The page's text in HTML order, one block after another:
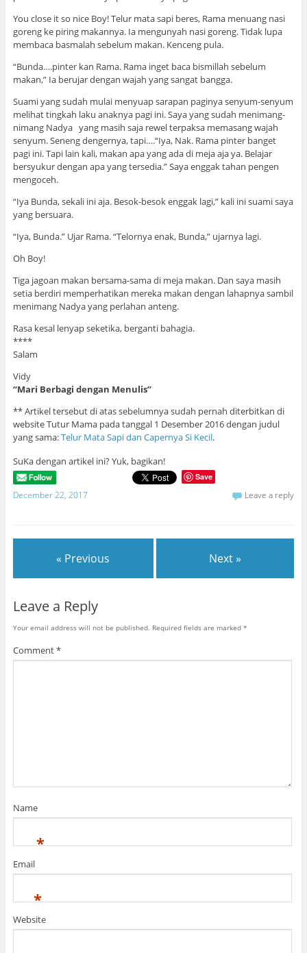
You close it so nice Boy! Telur mata sapi beres, Rama menuang nasi
goreng ke piring makannya. Ia mengunyah nasi goreng. Tidak lupa
membaca basmalah sebelum makan. Kenceng pula.
“Bunda….pinter kan Rama. Rama inget baca bismillah sebelum
makan,” Ia berujar dengan wajah yang sangat bangga.
Suami yang sudah mulai menyuap sarapan paginya senyum-senyum
melihat tingkah laku anaknya pagi ini. Saya yang sudah menimang-
nimang Nadya yang masih saja rewel terpaksa memasang wajah
senyum. Seneng dengernya, tapi….“Iya, Nak. Rama pinter banget
pagi ini. Tapi lain kali, makan apa yang ada di meja aja ya. Belajar
bersyukur dengan apa yang tersedia.” Saya enggak tahan pengen
mengoceh.
“Iya Bunda, sekali ini aja. Besok-besok enggak lagi,” kali ini suami saya
yang bersuara.
“Iya, Bunda.” Ujar Rama. “Telornya enak, Bunda,” ujarnya lagi.
Oh Boy!
Tiga jagoan makan bersama-sama di meja makan. Dan saya masih
setia berdiri memperhatikan mereka makan dengan lahapnya sambil
menimang Nadya yang perlahan anteng.
Rasa kesal lenyap seketika, berganti bahagia.
****
Salam
Vidy
“Mari Berbagi dengan Menulis”
** Artikel tersebut di atas sebelumnya sudah pernah diterbitkan di
website Tutur Mama pada tanggal 1 Desember 2016 dengan judul
yang sama:Telur Mata Sapi dan Capernya Si Kecil.
SuKa dengan artikel ini? Yuk, bagikan!
Save
December 22, 2017 Leave a reply
« Previous Next »
Leave a Reply
Your email address will not be published. Required fields are marked *
Comment*
Name
*
Email
*
Website